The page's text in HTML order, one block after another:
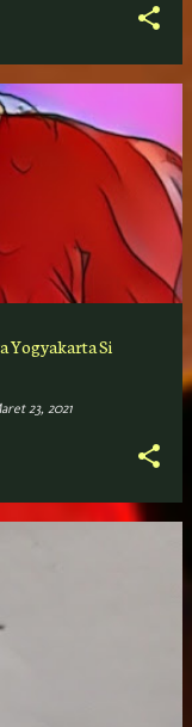
Yogyakarta Si
23, 2021